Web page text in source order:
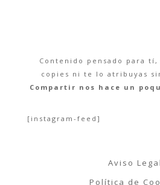
Contenido pensado para
copies ni te lo atribuyas
Compartir nos hace un
[instagram-feed]
Aviso Legal
Política de